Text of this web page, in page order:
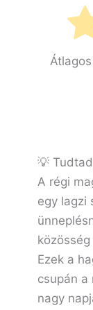
💡
A régi
egy lagzi
Ezek a
csupán a
nagy